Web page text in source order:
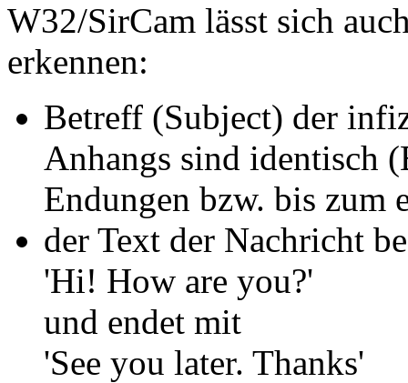
W32/SirCam lässt sich
erkennen:
Betreff (Subject) der
Anhangs sind identisch
Endungen bzw. bis zum
der Text der Nachricht
'Hi! How are you?'
und endet mit
'See you later. Thanks'